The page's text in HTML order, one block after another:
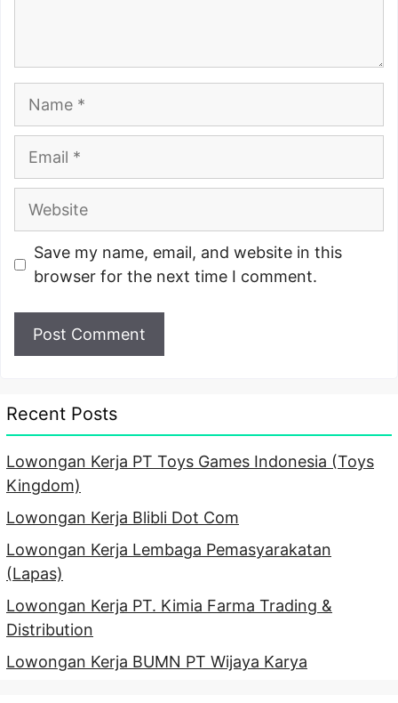
Website
Save my name, email, and website in this
browser for the next time I comment.
Recent Posts
Lowongan Kerja PT Toys Games Indonesia (Toys
Kingdom)
Lowongan Kerja Blibli Dot Com
Lowongan Kerja Lembaga Pemasyarakatan
(Lapas)
Lowongan Kerja PT. Kimia Farma Trading &
Distribution
Lowongan Kerja BUMN PT Wijaya Karya